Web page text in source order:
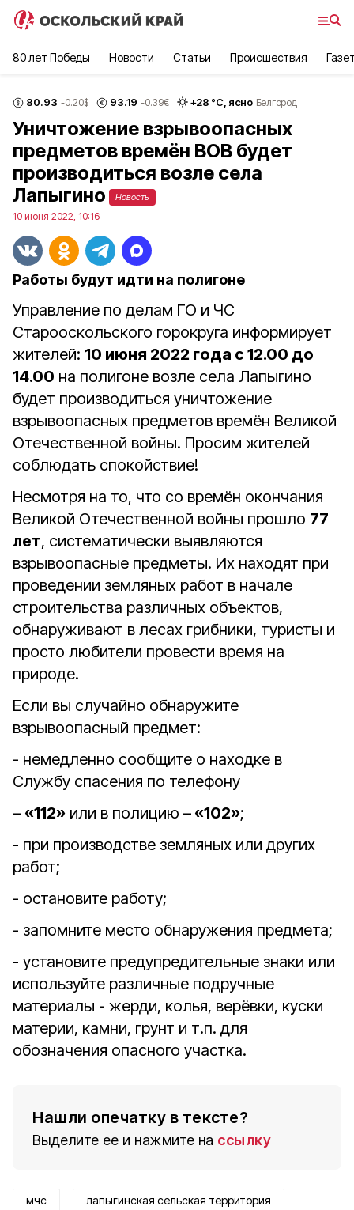
80 лет Победы Новости Статьи Происшествия
80.93 -0.20$ 93.19 -0.39€ +28 °С, ясно Белгород
Уничтожение взрывоопасных
предметов времён ВОВ будет
производиться возле села
Лапыгино
Новость
10 июня 2022, 10:16
Работы будут идти на полигоне
Управление по делам ГО и ЧС
Старооскольского горокруга информирует
жителей: 10 июня 2022 года с 12.00 до
14.00 на полигоне возле села Лапыгино
будет производиться уничтожение
взрывоопасных предметов времён Великой
Отечественной войны. Просим жителей
соблюдать спокойствие!
Несмотря на то, что со времён окончания
Великой Отечественной войны прошло 77
лет, систематически выявляются
взрывоопасные предметы. Их находят при
проведении земляных работ в начале
строительства различных объектов,
обнаруживают в лесах грибники, туристы и
просто любители провести время на
природе.
Если вы случайно обнаружите
взрывоопасный предмет:
- немедленно сообщите о находке в
Службу спасения по телефону
– «112» или в полицию – «102»;
- при производстве земляных или других
работ;
- остановите работу;
- запомните место обнаружения предмета;
- установите предупредительные знаки или
используйте различные подручные
материалы - жерди, колья, верёвки, куски
материи, камни, грунт и т.п. для
обозначения опасного участка.
Нашли опечатку в тексте?
Выделите ее и нажмите на ссылку
мчс лапыгинская сельская территория